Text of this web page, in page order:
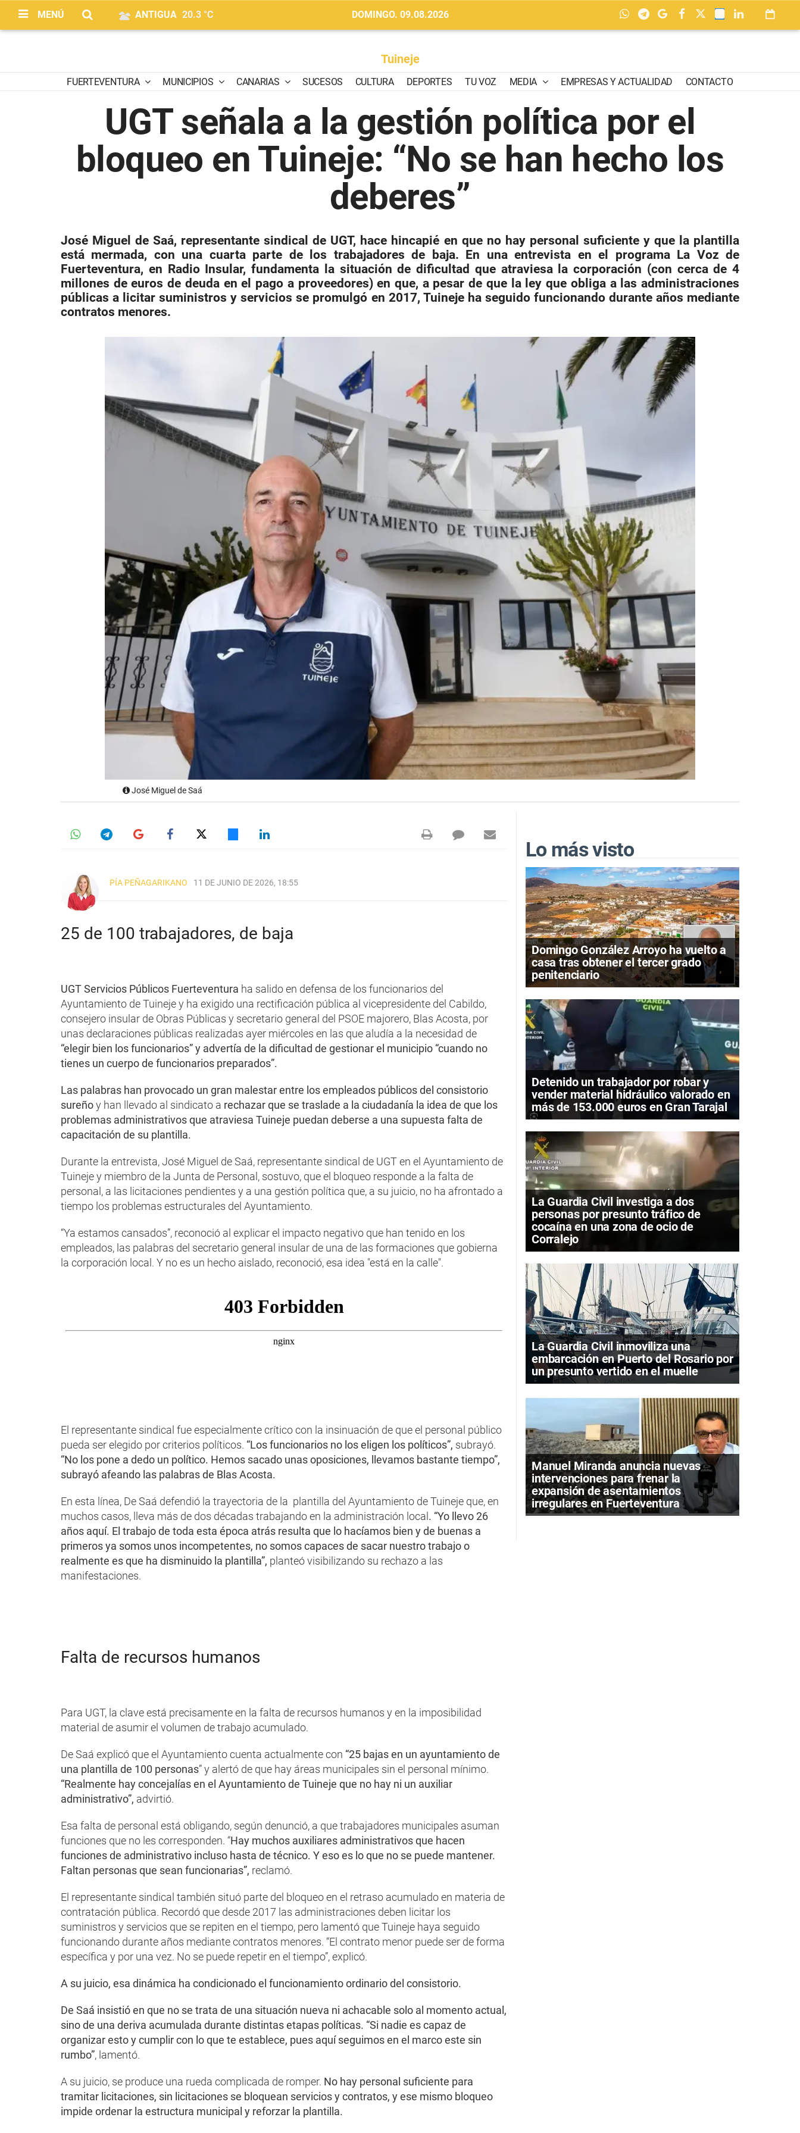
MENÚ ANTIGUA 20.3 °C DOMINGO. 09.08.2026
Tuineje
FUERTEVENTURA MUNICIPIOS CANARIAS SUCESOS CULTURA DEPORTES TU VOZ MEDIA EMPRESAS Y ACTUALIDAD CONTACTO
UGT señala a la gestión política por el
bloqueo en Tuineje: “No se han hecho los
deberes”
José Miguel de Saá, representante sindical de UGT, hace hincapié en que no hay personal suficiente y que la plantilla
está mermada, con una cuarta parte de los trabajadores de baja. En una entrevista en el programa La Voz de
Fuerteventura, en Radio Insular, fundamenta la situación de dificultad que atraviesa la corporación (con cerca de 4
millones de euros de deuda en el pago a proveedores) en que, a pesar de que la ley que obliga a las administraciones
públicas a licitar suministros y servicios se promulgó en 2017, Tuineje ha seguido funcionando durante años mediante
contratos menores.
José Miguel de Saá
PÍA PEÑAGARIKANO 11 DE JUNIO DE 2026, 18:55
25 de 100 trabajadores, de baja
UGT Servicios Públicos Fuerteventura ha salido en defensa de los funcionarios del
Ayuntamiento de Tuineje y ha exigido una rectificación pública al vicepresidente del Cabildo,
consejero insular de Obras Públicas y secretario general del PSOE majorero, Blas Acosta, por
unas declaraciones públicas realizadas ayer miércoles en las que aludía a la necesidad de
“elegir bien los funcionarios” y advertía de la dificultad de gestionar el municipio “cuando no
tienes un cuerpo de funcionarios preparados”.
Las palabras han provocado un gran malestar entre los empleados públicos del consistorio
sureñoy han llevado al sindicato a rechazar que se traslade a la ciudadanía la idea de que los
problemas administrativos que atraviesa Tuineje puedan deberse a una supuesta falta de
capacitación de su plantilla.
Durante la entrevista, José Miguel de Saá, representante sindical de UGT en el Ayuntamiento de
Tuineje y miembro de la Junta de Personal, sostuvo, que el bloqueo responde a la falta de
personal, a las licitaciones pendientes y a una gestión política que, a su juicio, no ha afrontado a
tiempo los problemas estructurales del Ayuntamiento.
“Ya estamos cansados”, reconoció al explicar el impacto negativo que han tenido en los
empleados, las palabras del secretario general insular de una de las formaciones que gobierna
la corporación local. Y no es un hecho aislado, reconoció, esa idea "está en la calle".
El representante sindical fue especialmente crítico con la insinuación de que el personal público
pueda ser elegido por criterios políticos. “Los funcionarios no los eligen los políticos”, subrayó.
“No los pone a dedo un político. Hemos sacado unas oposiciones, llevamos bastante tiempo”,
subrayó afeando las palabras de Blas Acosta.
En esta línea, De Saá defendió la trayectoria de la plantilla del Ayuntamiento de Tuineje que, en
muchos casos, lleva más de dos décadas trabajando en la administración local . “Yo llevo 26
años aquí. El trabajo de toda esta época atrás resulta que lo hacíamos bien y de buenas a
primeros ya somos unos incompetentes, no somos capaces de sacar nuestro trabajo o
realmente es que ha disminuido la plantilla”, planteó visibilizando su rechazo a las
manifestaciones.
Falta de recursos humanos
Para UGT, la clave está precisamente en la falta de recursos humanos y en la imposibilidad
material de asumir el volumen de trabajo acumulado.
De Saá explicó que el Ayuntamiento cuenta actualmente con “25 bajas en un ayuntamiento de
una plantilla de 100 personas” y alertó de que hay áreas municipales sin el personal mínimo.
“Realmente hay concejalías en el Ayuntamiento de Tuineje que no hay ni un auxiliar
administrativo”, advirtió.
Esa falta de personal está obligando, según denunció, a que trabajadores municipales asuman
funciones que no les corresponden. “Hay muchos auxiliares administrativos que hacen
funciones de administrativo incluso hasta de técnico. Y eso es lo que no se puede mantener.
Faltan personas que sean funcionarias”, reclamó.
El representante sindical también situó parte del bloqueo en el retraso acumulado en materia de
contratación pública. Recordó que desde 2017 las administraciones deben licitar los
suministros y servicios que se repiten en el tiempo, pero lamentó que Tuineje haya seguido
funcionando durante años mediante contratos menores. “El contrato menor puede ser de forma
específica y por una vez. No se puede repetir en el tiempo”, explicó.
A su juicio, esa dinámica ha condicionado el funcionamiento ordinario del consistorio.
De Saá insistió en que no se trata de una situación nueva ni achacable solo al momento actual,
sino de una deriva acumulada durante distintas etapas políticas. “Si nadie es capaz de
organizar esto y cumplir con lo que te establece, pues aquí seguimos en el marco este sin
rumbo”, lamentó.
A su juicio, se produce una rueda complicada de romper. No hay personal suficiente para
tramitar licitaciones, sin licitaciones se bloquean servicios y contratos, y ese mismo bloqueo
impide ordenar la estructura municipal y reforzar la plantilla.
Lo más visto
Domingo González Arroyo ha vuelto a
casa tras obtener el tercer grado
penitenciario
Detenido un trabajador por robar y
vender material hidráulico valorado en
más de 153.000 euros en Gran Tarajal
La Guardia Civil investiga a dos
personas por presunto tráfico de
cocaína en una zona de ocio de
Corralejo
La Guardia Civil inmoviliza una
embarcación en Puerto del Rosario por
un presunto vertido en el muelle
Manuel Miranda anuncia nuevas
intervenciones para frenar la
expansión de asentamientos
irregulares en Fuerteventura